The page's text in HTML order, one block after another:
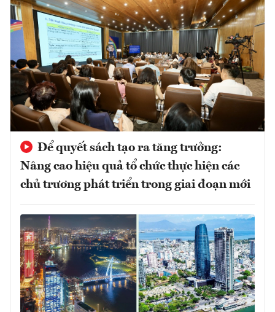
Để quyết sách tạo ra tăng trưởng:
Nâng cao hiệu quả tổ chức thực hiện các
chủ trương phát triển trong giai đoạn mới